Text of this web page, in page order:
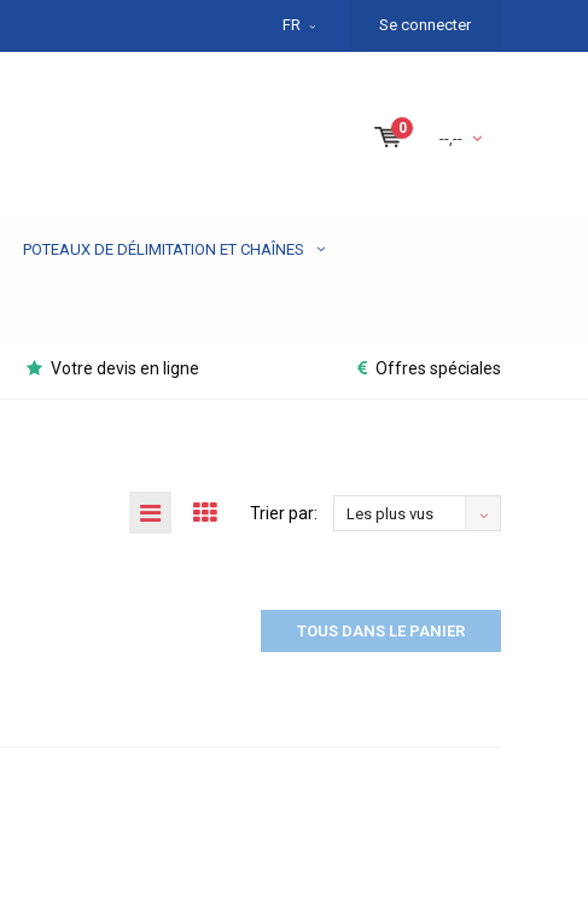
FR Se connecter
0
--,--
POTEAUX DE DÉLIMITATION ET CHAÎNES
Votre devis en ligne Offres spéciales
Trier par: Les plus vus
TOUS DANS LE PANIER